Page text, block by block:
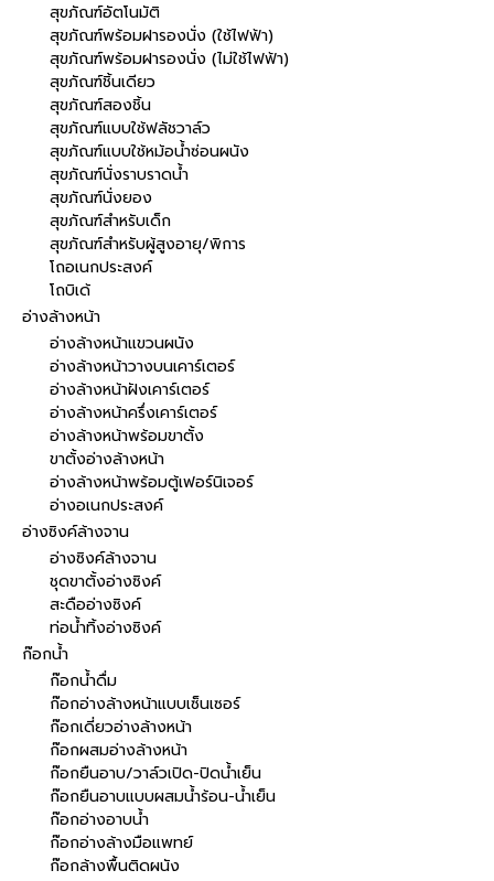
สุขภัณฑ์อัตโนมัติ
สุขภัณฑ์พร้อมฝารองนั่ง (ใช้ไฟฟ้า)
สุขภัณฑ์พร้อมฝารองนั่ง (ไม่ใช้ไฟฟ้า)
สุขภัณฑ์ชิ้นเดียว
สุขภัณฑ์สองชิ้น
สุขภัณฑ์แบบใช้ฟลัชวาล์ว
สุขภัณฑ์แบบใช้หม้อน้ำซ่อนผนัง
สุขภัณฑ์นั่งราบราดน้ำ
สุขภัณฑ์นั่งยอง
สุขภัณฑ์สำหรับเด็ก
สุขภัณฑ์สำหรับผู้สูงอายุ/พิการ
โถอเนกประสงค์
โถบิเด้
อ่างล้างหน้า
อ่างล้างหน้าแขวนผนัง
อ่างล้างหน้าวางบนเคาร์เตอร์
อ่างล้างหน้าฝังเคาร์เตอร์
อ่างล้างหน้าครึ่งเคาร์เตอร์
อ่างล้างหน้าพร้อมขาตั้ง
ขาตั้งอ่างล้างหน้า
อ่างล้างหน้าพร้อมตู้เฟอร์นิเจอร์
อ่างอเนกประสงค์
อ่างซิงค์ล้างจาน
อ่างซิงค์ล้างจาน
ชุดขาตั้งอ่างซิงค์
สะดืออ่างซิงค์
ท่อน้ำทิ้งอ่างซิงค์
ก๊อกน้ำ
ก๊อกน้ำดื่ม
ก๊อกอ่างล้างหน้าแบบเซ็นเซอร์
ก๊อกเดี่ยวอ่างล้างหน้า
ก๊อกผสมอ่างล้างหน้า
ก๊อกยืนอาบ/วาล์วเปิด-ปิดน้ำเย็น
ก๊อกยืนอาบแบบผสมน้ำร้อน-น้ำเย็น
ก๊อกอ่างอาบน้ำ
ก๊อกอ่างล้างมือแพทย์
ก๊อกล้างพื้นติดผนัง